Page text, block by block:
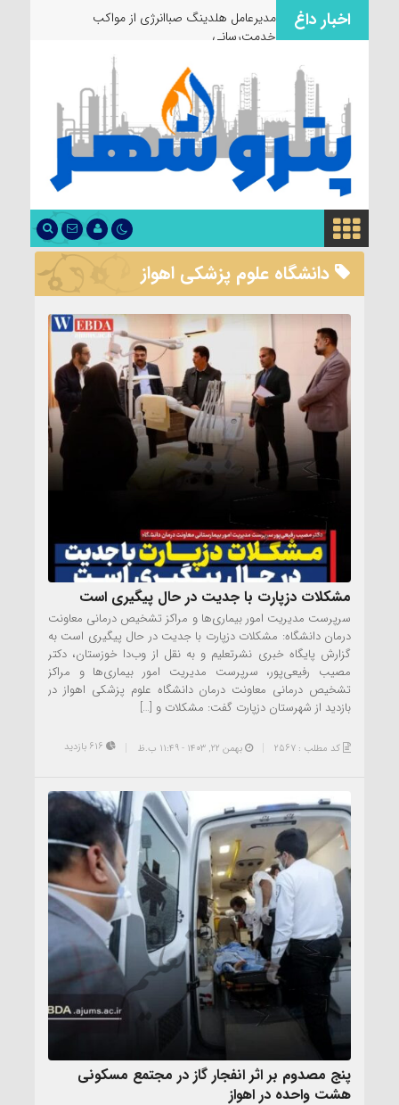
اخبار داغ
مدیرعامل هلدینگ صباانرژی از مواکب
خدمت‌رسانی به زائران و عزادار
دانشگاه علوم پزشکی اهواز
مشکلات دزپارت با جدیت در حال پیگیری است
سرپرست مدیریت امور بیماری‌ها و مراکز تشخیص درمانی معاونت
درمان دانشگاه: مشکلات دزپارت با جدیت در حال پیگیری است به
گزارش پایگاه خبری نشرتعلیم و به نقل از وب‌دا خوزستان، دکتر
مصیب رفیعی‌پور، سرپرست مدیریت امور بیماری‌ها و مراکز
تشخیص درمانی معاونت درمان دانشگاه علوم پزشکی اهواز در
بازدید از شهرستان دزپارت گفت: مشکلات و […]
کد مطلب : 2567 بهمن ۲۲, ۱۴۰۳ - 11:49 ب.ظ
پنج مصدوم بر اثر انفجار گاز در مجتمع مسکونی
هشت واحده در اهواز